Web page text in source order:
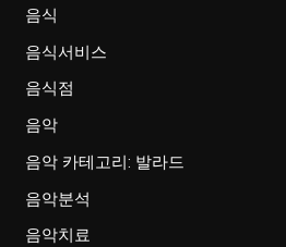
음식
음식서비스
음식점
음악
음악 카테고리: 발라드
음악분석
음악치료